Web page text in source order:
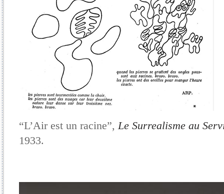
“L’Air est un racine”,Le Surrealisme au
1933.